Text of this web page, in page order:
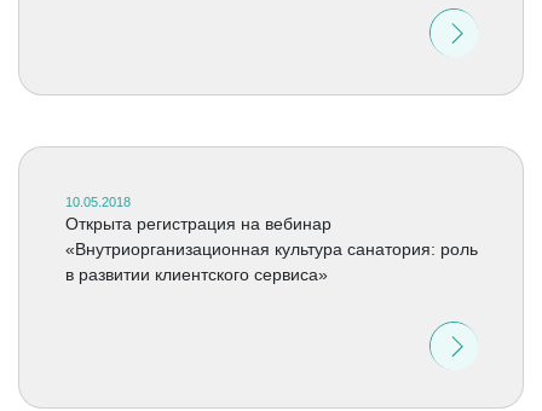
10.05.2018
Открыта регистрация на вебинар
«Внутриорганизационная культура санатория: роль
в развитии клиентского сервиса»